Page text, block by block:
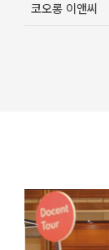
코오롱 이앤씨